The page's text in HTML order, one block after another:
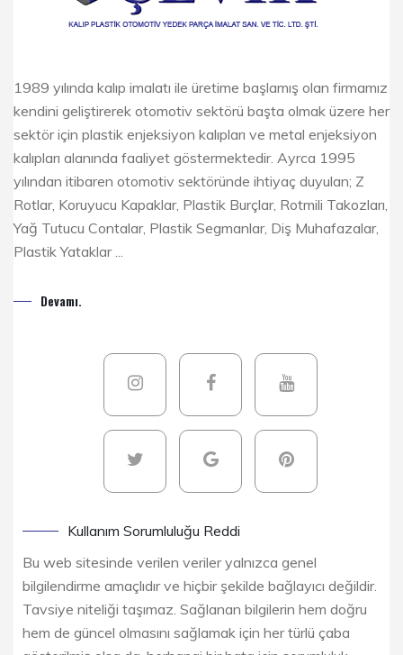
1989 yılında kalıp imalatı ile üretime başlamış olan firmamız
kendini geliştirerek otomotiv sektörü başta olmak üzere her
sektör için plastik enjeksiyon kalıpları ve metal enjeksiyon
kalıpları alanında faaliyet göstermektedir. Ayrca 1995
yılından itibaren otomotiv sektöründe ihtiyaç duyulan; Z
Rotlar, Koruyucu Kapaklar, Plastik Burçlar, Rotmili Takozları,
Yağ Tutucu Contalar, Plastik Segmanlar, Diş Muhafazalar,
Plastik Yataklar ...
Devamı.
Kullanım Sorumluluğu Reddi
Bu web sitesinde verilen veriler yalnızca genel
bilgilendirme amaçlıdır ve hiçbir şekilde bağlayıcı değildir.
Tavsiye niteliği taşımaz. Sağlanan bilgilerin hem doğru
hem de güncel olmasını sağlamak için her türlü çaba